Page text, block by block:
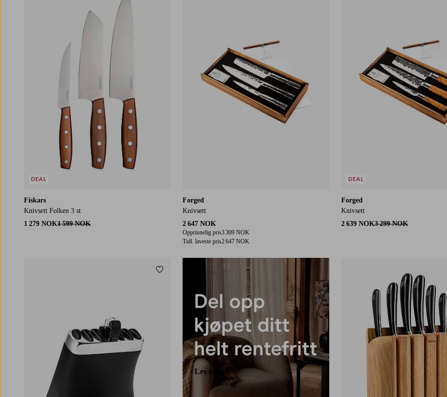
Fiskars
Knivsett Folken 3 st
1 279 NOK1 599 NOK
DEAL
Forged
Knivsett
2 647 NOK
Opprinnelig pris3 309 NOK
Tidl. laveste pris2 647 NOK
Forged
Knivsett
2 639 NOK3 299 NOK
DEAL
Legg til favoritter
Les mer